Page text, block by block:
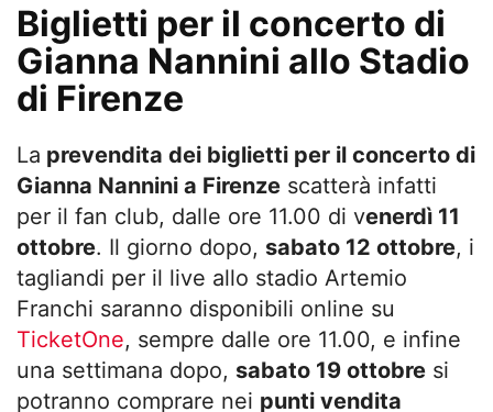
Biglietti per il concerto di
Gianna Nannini allo Stadio
di Firenze
La prevendita dei biglietti per il concerto di
Gianna Nannini a Firenze scatterà infatti
per il fan club, dalle ore 11.00 di venerdì 11
ottobre. Il giorno dopo, sabato 12 ottobre, i
tagliandi per il live allo stadio Artemio
Franchi saranno disponibili online su
TicketOne, sempre dalle ore 11.00, e infine
una settimana dopo, sabato 19 ottobre si
potranno comprare nei punti vendita